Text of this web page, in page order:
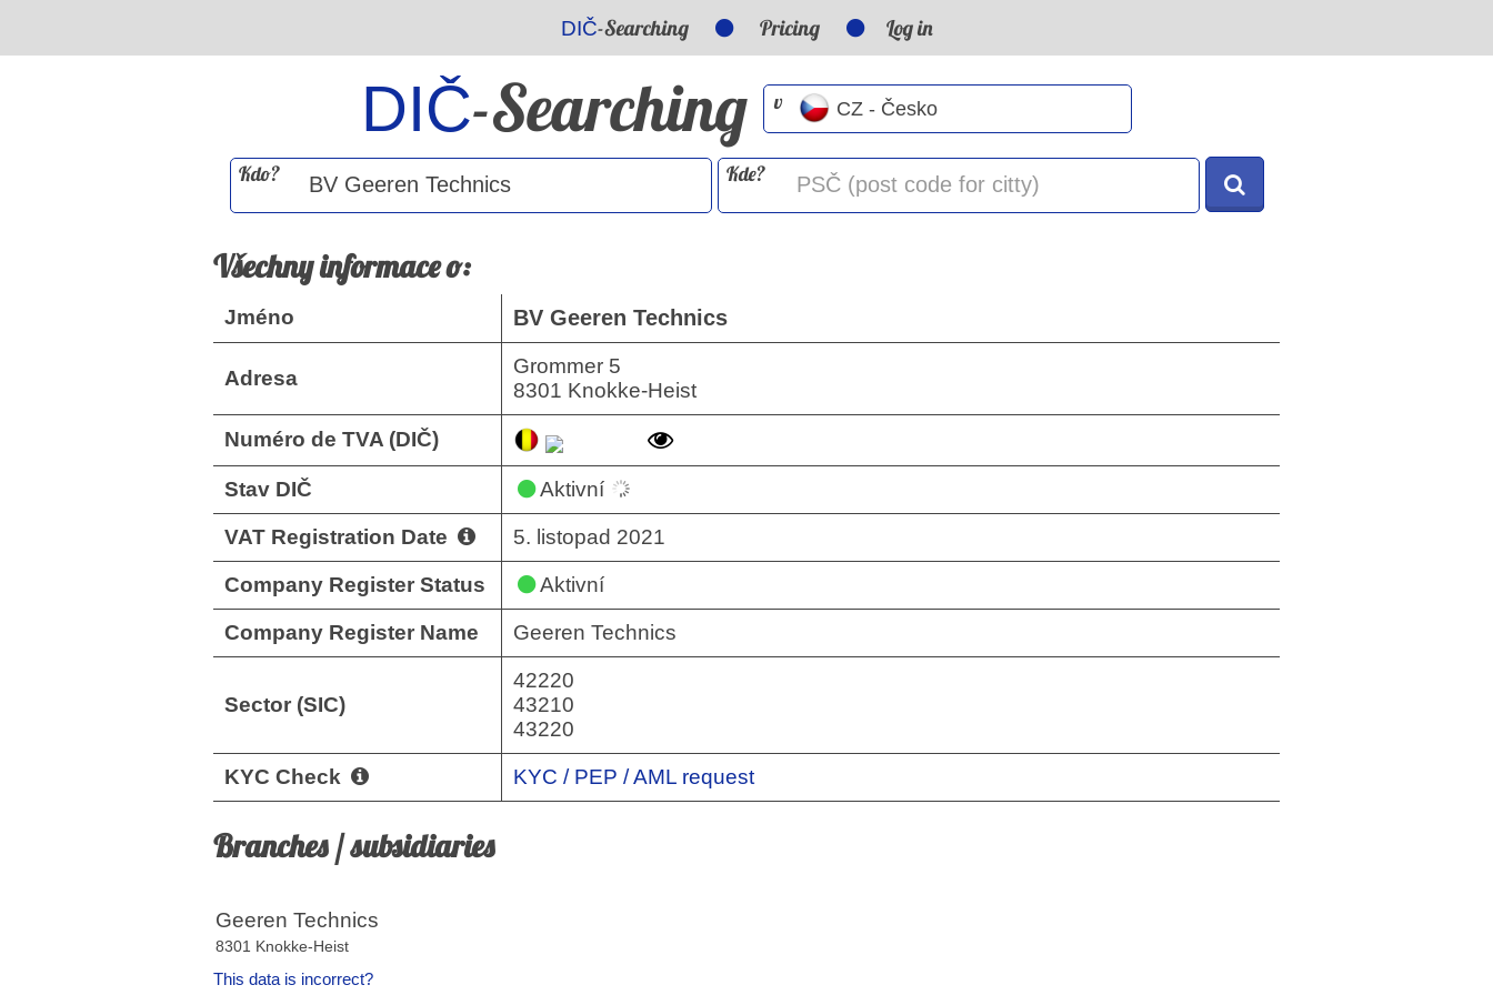
DIČ-Searching Pricing Log in
DIČ-Searching v
Kdo? Kde?
Všechny informace o:
Jméno BV Geeren Technics
Adresa
Grommer 5
8301 Knokke-Heist
Numéro de TVA (DIČ)
Stav DIČ Aktivní
VAT Registration Date 5. listopad 2021
Company Register Status Aktivní
Company Register Name Geeren Technics
Sector (SIC)
42220
43210
43220
KYC Check KYC / PEP / AML request
Branches / subsidiaries
Geeren Technics
8301 Knokke-Heist
This data is incorrect?